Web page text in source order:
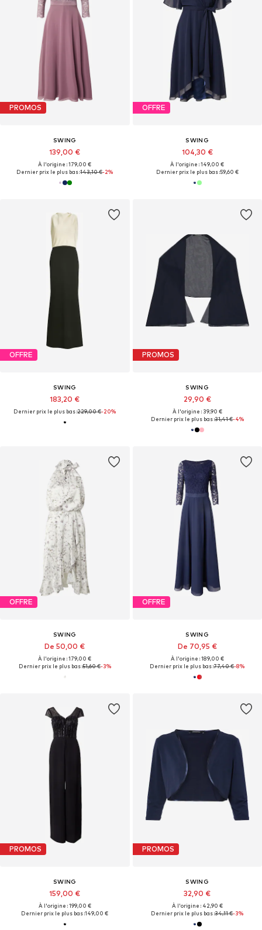
PROMOS
SWING
139,00 €
À l'origine : 179,00 €
Dernier prix le plus bas :143,10 €-2%
OFFRE
SWING
104,30 €
À l'origine : 149,00 €
Dernier prix le plus bas :59,60 €
OFFRE
SWING
183,20 €
Dernier prix le plus bas :229,00 €-20%
PROMOS
SWING
29,90 €
À l'origine : 39,90 €
Dernier prix le plus bas :31,41 €-4%
OFFRE
SWING
De 50,00 €
À l'origine : 179,00 €
Dernier prix le plus bas :51,60 €-3%
OFFRE
SWING
De 70,95 €
À l'origine : 189,00 €
Dernier prix le plus bas :77,40 €-8%
PROMOS
SWING
159,00 €
À l'origine : 199,00 €
Dernier prix le plus bas :149,00 €
PROMOS
SWING
32,90 €
À l'origine : 42,90 €
Dernier prix le plus bas :34,11 €-3%